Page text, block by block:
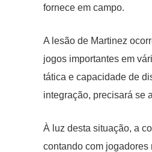
fornece em campo.
A lesão de Martinez
jogos importantes em
tática e capacidade de
integração, precisará se
À luz desta situação, a
contando com